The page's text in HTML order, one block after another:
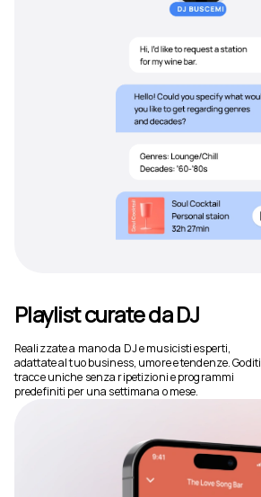
Playlist curate da DJ
Realizzate a mano da DJ e musicisti esperti,
adattate al tuo business, umore e tendenze. Goditi
tracce uniche senza ripetizioni e programmi
predefiniti per una settimana o mese.